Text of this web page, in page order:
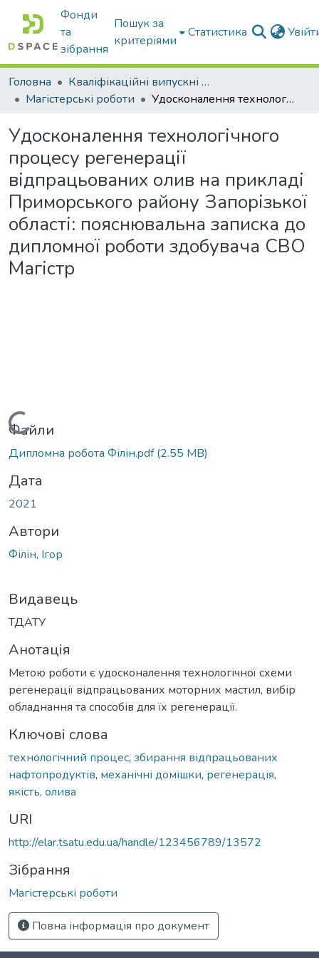
Фонди
та
зібрання
Пошук за
критеріями
Статистика
Головна
Кваліфікаційні випускні роботи бакалаврів і магістрів
Магістерські роботи
Удосконалення технологічного процесу регенерації відпрацьованих олив на прикладі Приморського району Запорізької області: пояснювальна записка до дипломної роботи здобувача СВО Магістр
Удосконалення технологічного
процесу регенерації
відпрацьованих олив на прикладі
Приморського району Запорізької
області: пояснювальна записка до
дипломної роботи здобувача СВО
Магістр
Вантажиться...
Файли
Дипломна робота Філін.pdf(2.55 MB)
Дата
2021
Автори
Філін, Ігор
Видавець
ТДАТУ
Анотація
Метою роботи є удосконалення технологічної схеми
регенерації відпрацьованих моторних мастил, вибір
обладнання та способів для їх регенерації.
Ключові слова
технологічний процес, збирання відпрацьованих
нафтопродуктів, механічні домішки, регенерація,
якість, олива
URI
http://elar.tsatu.edu.ua/handle/123456789/13572
Зібрання
Магістерські роботи
Повна інформація про документ